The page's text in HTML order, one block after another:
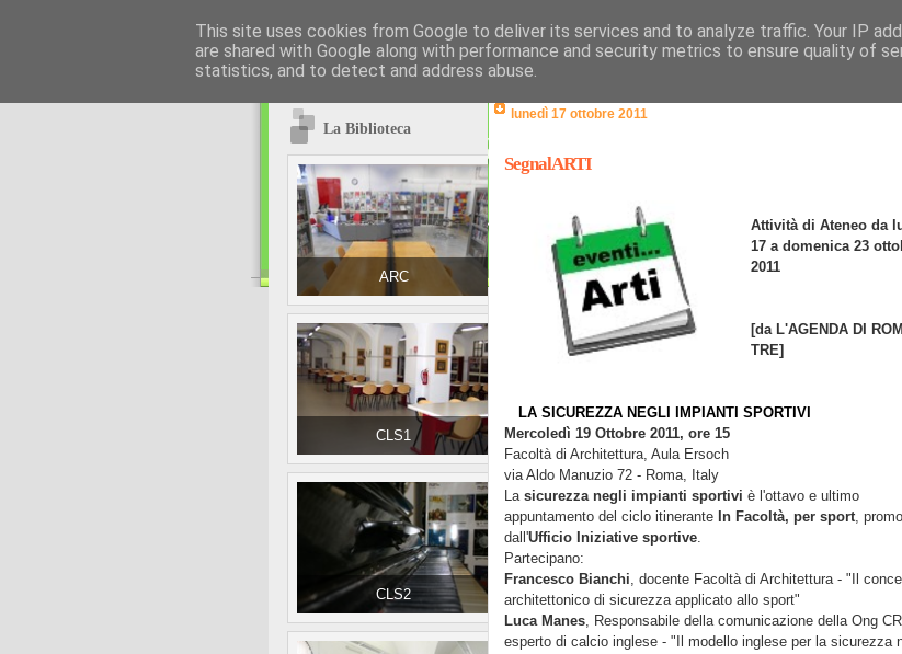
La Biblioteca
ARC
CLS1
CLS2
lunedì 17 ottobre 2011
SegnalARTI
Attività di Ateneo da
17 a domenica 23
2011
[da L'AGENDA DI
TRE]
LA SICUREZZA NEGLI IMPIANTI SPORTIVI
Mercoledì 19 Ottobre 2011, ore 15
Facoltà di Architettura, Aula Ersoch
via Aldo Manuzio 72 - Roma, Italy
La sicurezza negli impianti sportivi è l'ottavo e ultimo
appuntamento del ciclo itinerante In Facoltà, per sport,
dall'Ufficio Iniziative sportive.
Partecipano:
Francesco Bianchi , docente Facoltà di Architettura - "Il
architettonico di sicurezza applicato allo sport"
Luca Manes, Responsabile della comunicazione della Ong
esperto di calcio inglese - "Il modello inglese per la sicurezza
This site uses cookies from Google to deliver its services and to analyze traffic. Your IP
are shared with Google along with performance and security metrics to ensure quality of
statistics, and to detect and address abuse.